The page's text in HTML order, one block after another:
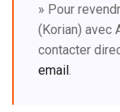
» Pour
(Korian) avec
contacter
email